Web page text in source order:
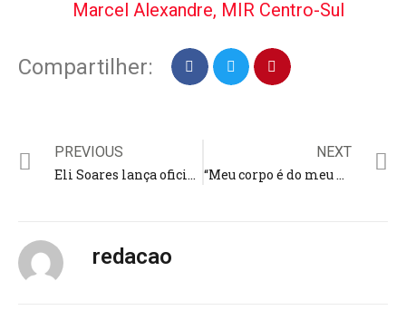
Marcel Alexandre, MIR Centro-Sul
Compartilher:
PREVIOUS
Eli Soares lança oficialmente DVD ‘Vida’ nas plataformas de áudio; “é o maior projeto que realizei”
NEXT
“Meu corpo é do meu marido”, diz cantora Fernanda Brum ao criticar mulheres que se expõem na internet
redacao